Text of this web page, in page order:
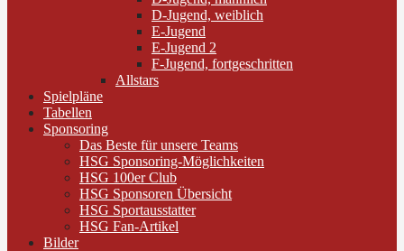
D-Jugend, weiblich
E-Jugend
E-Jugend 2
F-Jugend, fortgeschritten
Allstars
Spielpläne
Tabellen
Sponsoring
Das Beste für unsere Teams
HSG Sponsoring-Möglichkeiten
HSG 100er Club
HSG Sponsoren Übersicht
HSG Sportausstatter
HSG Fan-Artikel
Bilder